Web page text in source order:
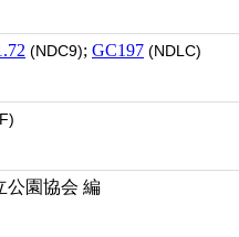
(NDC9); GC197 (NDLC)
公園協会 編